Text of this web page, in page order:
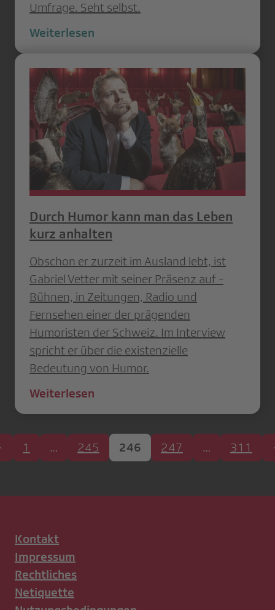
Umfrage. Seht selbst.
Weiterlesen
Durch Humor kann man das Leben
kurz anhalten
Obschon er zurzeit im Ausland lebt, ist
Gabriel Vetter mit seiner Präsenz auf ­
Bühnen, in Zeitungen, Radio und
Fernsehen einer der prägenden
Humoristen der Schweiz. Im Interview
spricht er über die existenzielle
Bedeutung von Humor.
Weiterlesen
1 … 245 246 247 … 311
Kontakt
Impressum
Rechtliches
Netiquette